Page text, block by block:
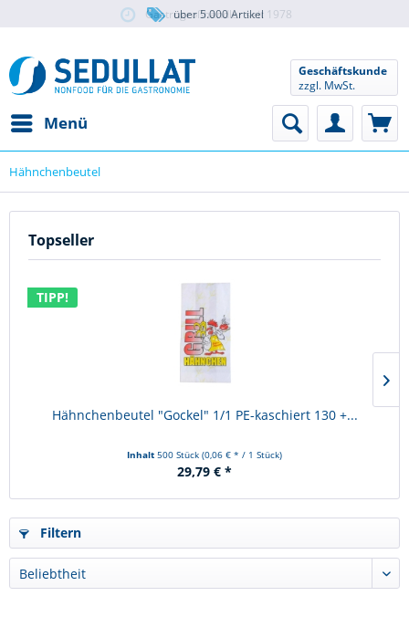
Gastrogroßhändler seit 1978
über 5.000 Artikel
Menü
Geschäftskunde
zzgl. MwSt.
Hähnchenbeutel
Topseller
TIPP!
Hähnchenbeutel "Gockel" 1/1 PE-kaschiert 130 +...
Inhalt 500 Stück (0,06 € * / 1 Stück)
29,79 € *
Filtern